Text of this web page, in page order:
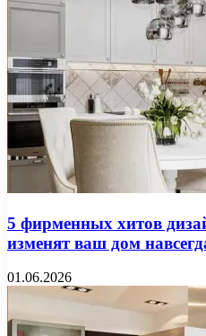
5 фирменных хитов
изменят ваш дом
01.06.2026